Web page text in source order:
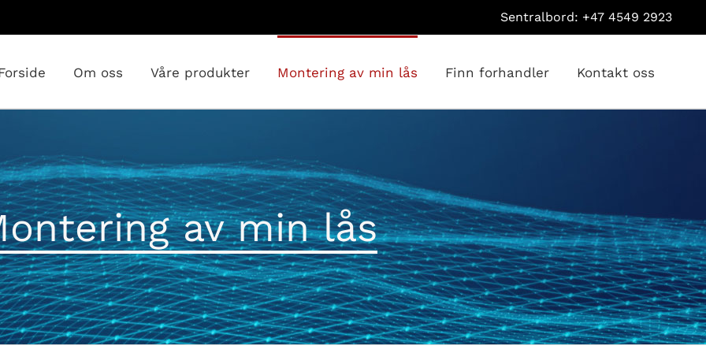
Sentralbord: +47 4549 2923
Om oss Våre produkter Montering av min lås Finn forhandler Kontakt oss
av min lås